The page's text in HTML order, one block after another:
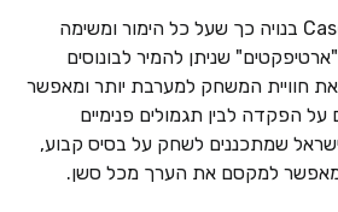
מערכת התגמולים של Casoo בנויה כך שעל כל הימור ומשימה
שניתן להמיר לבונוסים
חוויית המשחק למערבת יותר ומאפשר
על הפקדה לבין תגמולים פנימיים
שמתכננים לשחק על בסיס קבוע,
למקסם את הערך מכל סשן.